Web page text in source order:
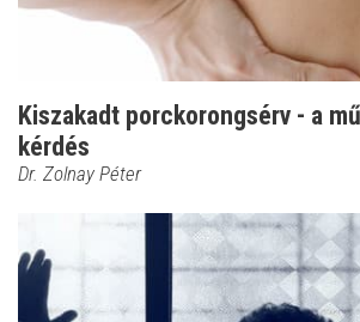
Kiszakadt porckorongsérv - a
kérdés
Dr. Zolnay Péter